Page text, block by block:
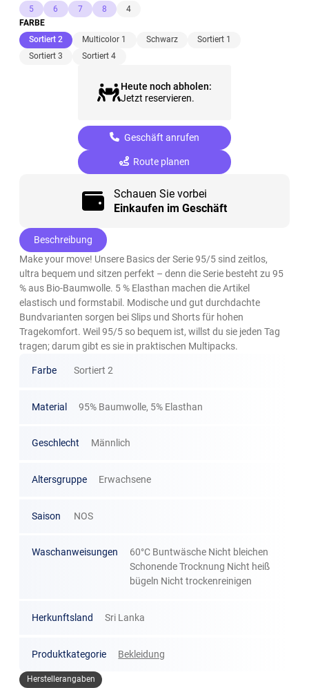
5
6 7 8
4
FARBE
Sortiert 2 (ausgewählt)
Multicolor 1 Schwarz
Sortiert 1
Sortiert 3
Sortiert 4
Heute noch abholen:
Jetzt reservieren.
Geschäft anrufen
Route planen
Schauen Sie vorbei
Einkaufen im Geschäft
Beschreibung
Make your move! Unsere Basics der Serie 95/5 sind zeitlos,
ultra bequem und sitzen perfekt – denn die Serie besteht zu 95
% aus Bio-Baumwolle. 5 % Elasthan machen die Artikel
elastisch und formstabil. Modische und gut durchdachte
Bundvarianten sorgen bei Slips und Shorts für hohen
Tragekomfort. Weil 95/5 so bequem ist, willst du sie jeden Tag
tragen; darum gibt es sie in praktischen Multipacks.
Farbe Sortiert 2
Material 95% Baumwolle, 5% Elasthan
Geschlecht Männlich
Altersgruppe Erwachsene
Saison NOS
Waschanweisungen
60°C Buntwäsche Nicht bleichen
Schonende Trocknung Nicht heiß
bügeln Nicht trockenreinigen
Herkunftsland Sri Lanka
Produktkategorie Bekleidung
Herstellerangaben